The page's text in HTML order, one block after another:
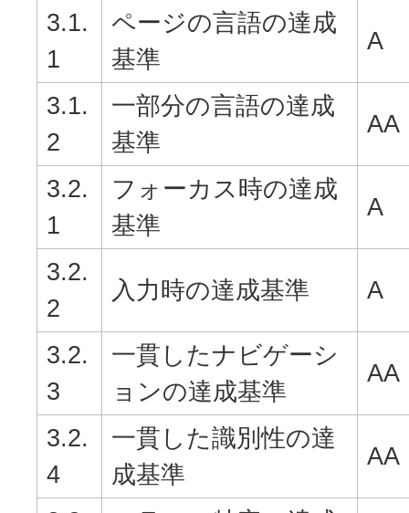
3.1.
1
ページの言語の達成
基準
A
3.1.
2
一部分の言語の達成
基準
AA
3.2.
1
フォーカス時の達成
基準
A
3.2.
2
入力時の達成基準 A
3.2.
3
一貫したナビゲーシ
ョンの達成基準
AA
3.2.
4
一貫した識別性の達
成基準
AA